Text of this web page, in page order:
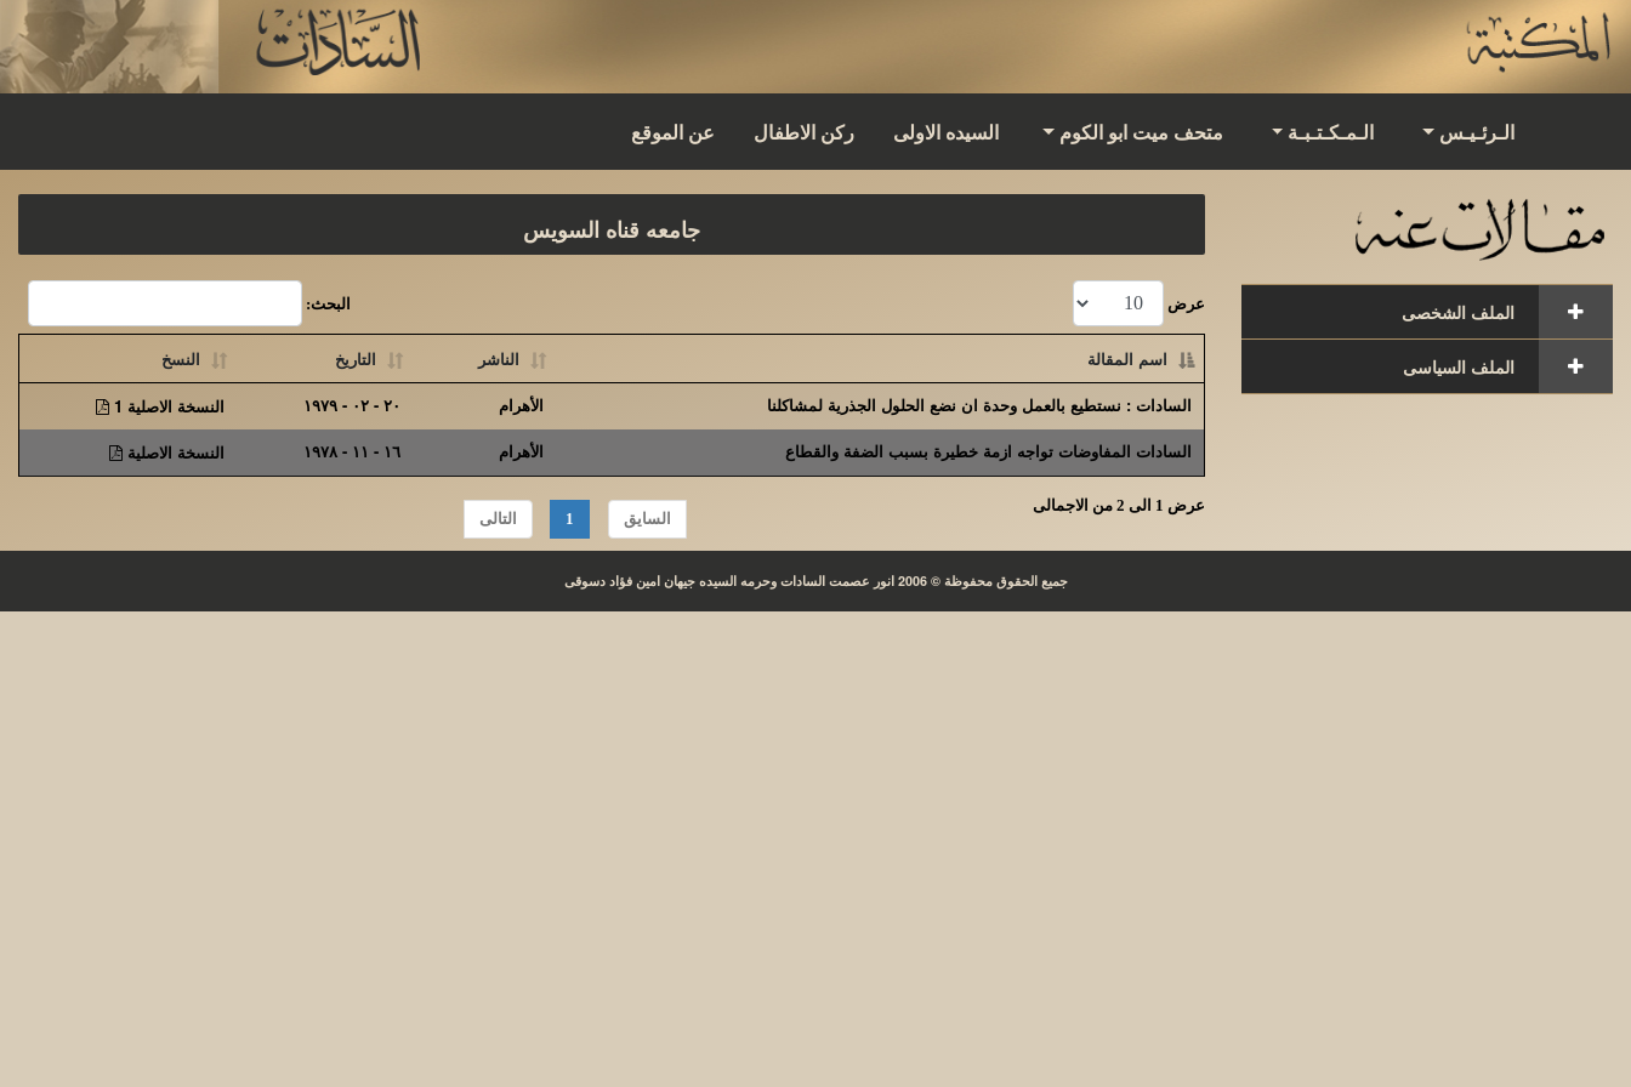
الـرئـيـس الـمـكـتـبـة متحف ميت ابو الكوم السيده الاولى ركن الاطفال عن الموقع
الملف الشخصى
الملف السياسى
جامعه قناه السويس
عرض البحث:
اسم المقالة الناشر التاريخ
النسخ
السادات : نستطيع بالعمل وحدة ان نضع الحلول الجذرية لمشاكلنا
الأهرام ٢٠ - ٠٢ - ١٩٧٩
النسخة الاصلية 1
السادات المفاوضات تواجه ازمة خطيرة بسبب الضفة والقطاع
الأهرام ١٦ - ١١ - ١٩٧٨ النسخة الاصلية
عرض 1 الى 2 من الاجمالى
السايق 1 التالى
جميع الحقوق محفوظة © 2006 انور عصمت السادات وحرمه السيده جيهان امين فؤاد دسوقى